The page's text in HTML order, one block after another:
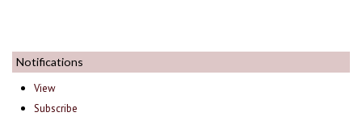
Notifications
View
Subscribe